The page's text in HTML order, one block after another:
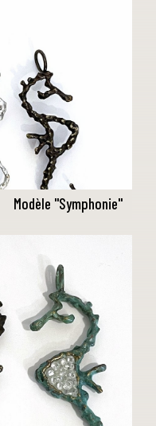
Modèle "Symphonie"